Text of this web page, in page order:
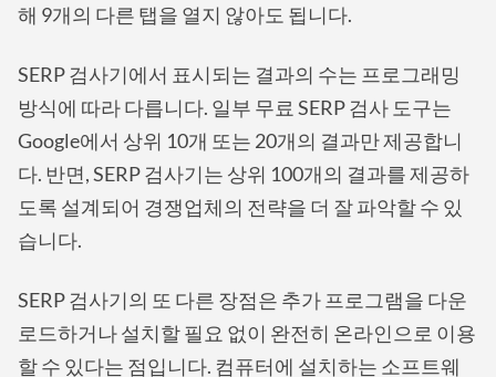
해 9개의 다른 탭을 열지 않아도 됩니다.
SERP 검사기에서 표시되는 결과의 수는 프로그래밍
방식에 따라 다릅니다. 일부 무료 SERP 검사 도구는
Google에서 상위 10개 또는 20개의 결과만 제공합니
다. 반면, SERP 검사기는 상위 100개의 결과를 제공하
도록 설계되어 경쟁업체의 전략을 더 잘 파악할 수 있
습니다.
SERP 검사기의 또 다른 장점은 추가 프로그램을 다운
로드하거나 설치할 필요 없이 완전히 온라인으로 이용
할 수 있다는 점입니다. 컴퓨터에 설치하는 소프트웨